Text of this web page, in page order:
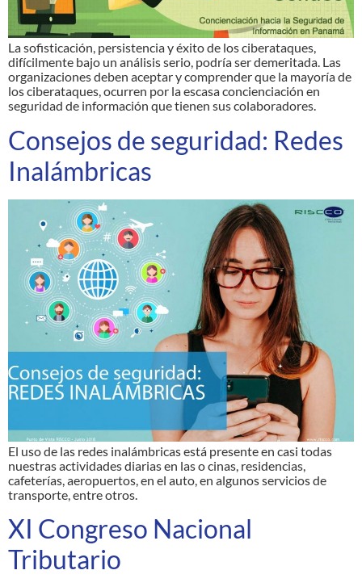
La sofisticación, persistencia y éxito de los ciberataques,
difícilmente bajo un análisis serio, podría ser demeritada. Las
organizaciones deben aceptar y comprender que la mayoría de
los ciberataques, ocurren por la escasa concienciación en
seguridad de información que tienen sus colaboradores.
Consejos de seguridad: Redes
Inalámbricas
El uso de las redes inalámbricas está presente en casi todas
nuestras actividades diarias en las o cinas, residencias,
cafeterías, aeropuertos, en el auto, en algunos servicios de
transporte, entre otros.
XI Congreso Nacional
Tributario